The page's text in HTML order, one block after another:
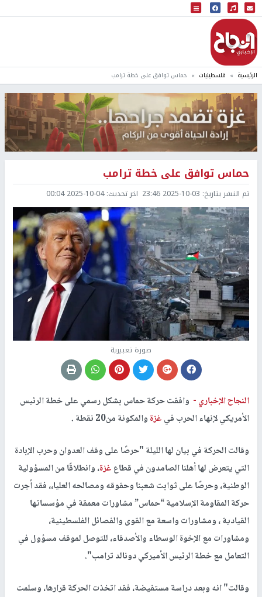
البث المباشر
إذاعة النجاح
الرئيسية فلسطينيات حماس توافق على خطة ترامب
حماس توافق على خطة ترامب
تم النشر بتاريخ: 2025-10-03 23:46 اخر تحديث:2025-10-04 00:04
صورة تعبيرية
النجاح الإخباري - وافقت حركة حماس بشكل رسمي على خطة الرئيس
الأمريكي لإنهاء الحرب فيغزةوالمكونة من20 نقطة .
وقالت الحركة في بيان لها الليلة "حرصًا على وقف العدوان وحرب الإبادة
التي يتعرض لها أهلنا الصامدون في قطاعغزة، وانطلاقًا من المسؤولية
الوطنية، وحرصًا على ثوابت شعبنا وحقوقه ومصالحه العليا،، فقد أجرت
حركة المقاومة الإسلامية “حماس” مشاورات معمقة في مؤسساتها
القيادية ، ومشاورات واسعة مع القوى والفصائل الفلسطينية،
ومشاورات مع الإخوة الوسطاء والأصدقاء، للتوصل لموقف مسؤول في
التعامل مع خطة الرئيس الأميركي دونالد ترامب".
وقالت" انه وبعد دراسة مستفيضة، فقد اتخذت الحركة قرارها، وسلمت